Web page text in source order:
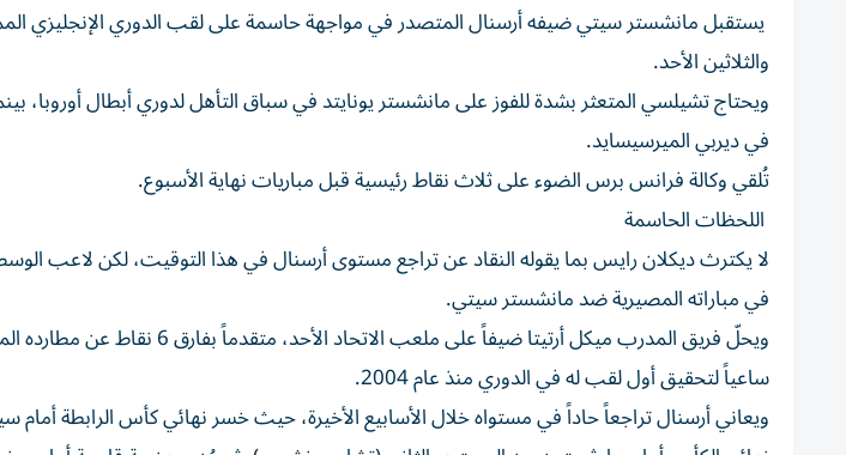
يستقبل مانشستر سيتي ضيفه أرسنال المتصدر في مواجهة حاسمة على لقب الدوري الإنجليزي
والثلاثين الأحد.
ويحتاج تشيلسي المتعثر بشدة للفوز على مانشستر يونايتد في سباق التأهل لدوري أبطال أوروبا،
في ديربي الميرسيسايد.
تُلقي وكالة فرانس برس الضوء على ثلاث نقاط رئيسية قبل مباريات نهاية الأسبوع.
اللحظات الحاسمة
لا يكترث ديكلان رايس بما يقوله النقاد عن تراجع مستوى أرسنال في هذا التوقيت، لكن لاعب
في مباراته المصيرية ضد مانشستر سيتي.
ويحلّ فريق المدرب ميكل أرتيتا ضيفاً على
ساعياً لتحقيق أول لقب له في الدوري منذ عام 2004.